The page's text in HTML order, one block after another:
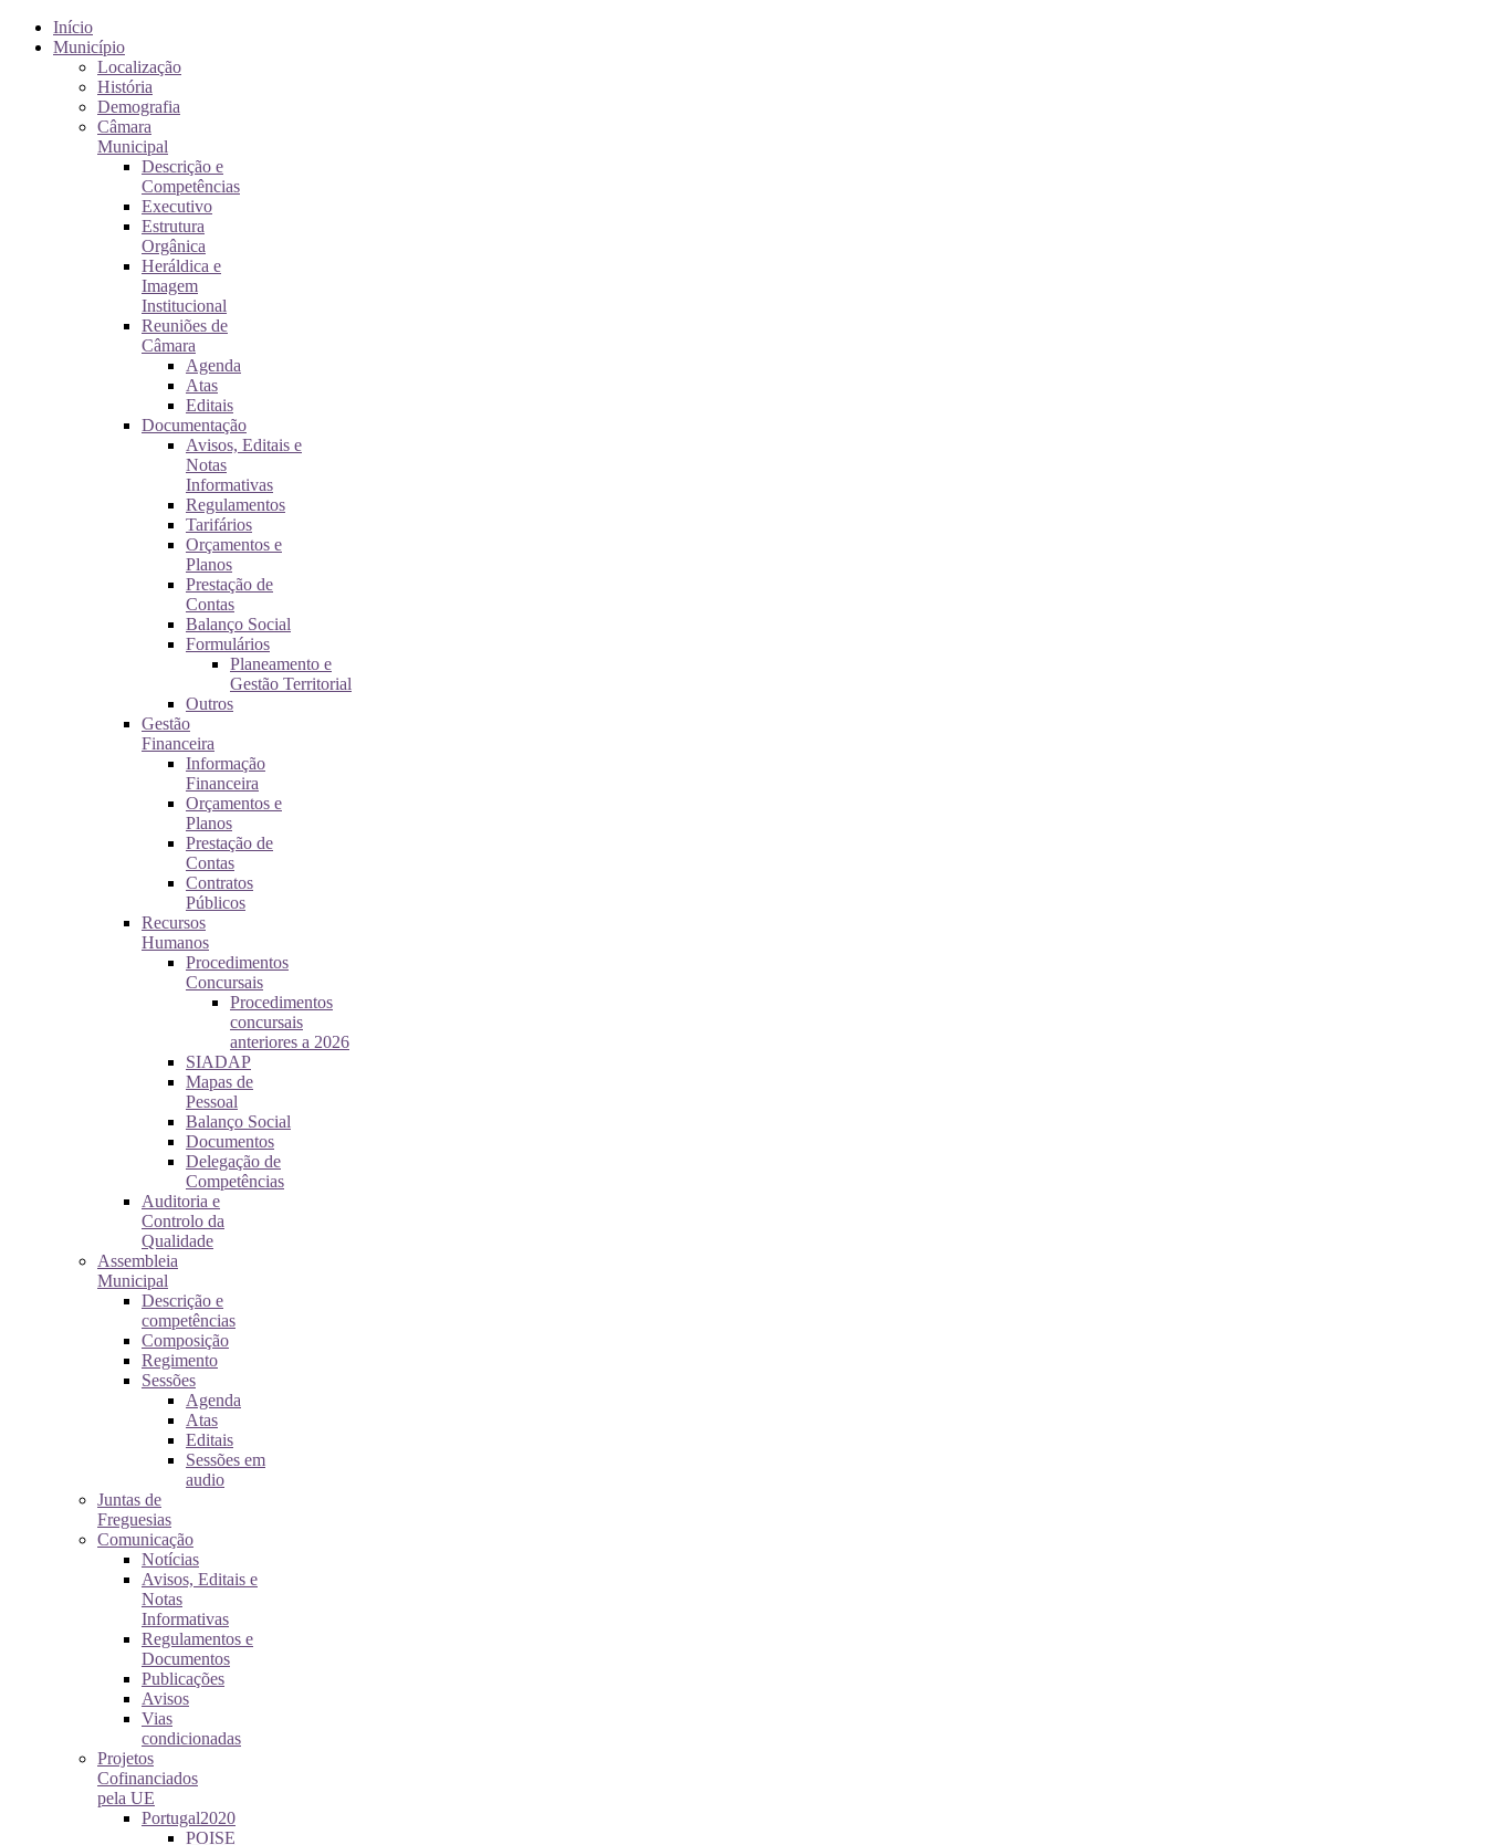
Início
Município
Localização
História
Demografia
Câmara
Municipal
Descrição e
Competências
Executivo
Estrutura
Orgânica
Heráldica e
Imagem
Institucional
Reuniões de
Câmara
Agenda
Atas
Editais
Documentação
Avisos, Editais e
Notas
Informativas
Regulamentos
Tarifários
Orçamentos e
Planos
Prestação de
Contas
Balanço Social
Formulários
Planeamento e
Gestão Territorial
Outros
Gestão
Financeira
Informação
Financeira
Orçamentos e
Planos
Prestação de
Contas
Contratos
Públicos
Recursos
Humanos
Procedimentos
Concursais
Procedimentos
concursais
anteriores a 2026
SIADAP
Mapas de
Pessoal
Balanço Social
Documentos
Delegação de
Competências
Auditoria e
Controlo da
Qualidade
Assembleia
Municipal
Descrição e
competências
Composição
Regimento
Sessões
Agenda
Atas
Editais
Sessões em
audio
Juntas de
Freguesias
Comunicação
Notícias
Avisos, Editais e
Notas
Informativas
Regulamentos e
Documentos
Publicações
Avisos
Vias
condicionadas
Projetos
Cofinanciados
pela UE
Portugal2020
POISE